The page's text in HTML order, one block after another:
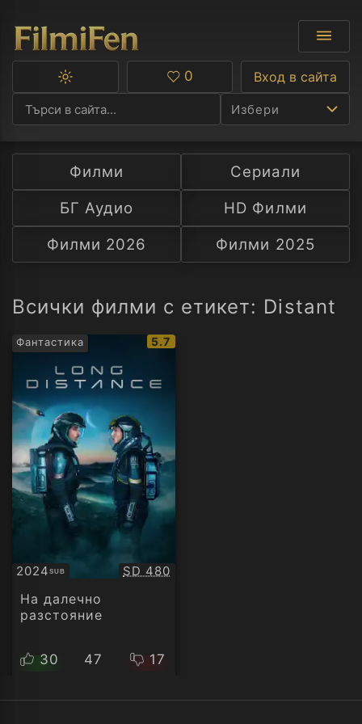
Избери
Ф
С
А
Превключване
тъмна
тема
Любими
0 Вход в сайта
Филми
Сериали
БГ Аудио
HD Филми
Филми 2026
Филми 2025
Всички филми с етикет: Distant
Фантастика
IMDb
5.7
2024SUB
Субтитри Качество:
SD 480
На далечно
разстояние
30 47 17